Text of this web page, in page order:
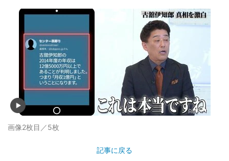
画像2枚目／5枚
記事に戻る